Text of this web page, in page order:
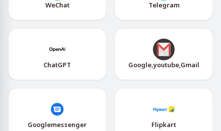
WeChat Telegram
ChatGPT Google,youtube,Gmail
Googlemessenger Flipkart